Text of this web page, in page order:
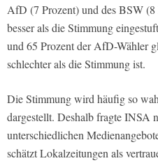
AfD (7 Prozent) und des BSW
besser als die Stimmung
und 65 Prozent der AfD-Wähler
schlechter als die Stimmung ist.
Die Stimmung wird häufig so
dargestellt. Deshalb fragte INSA
unterschiedlichen
schätzt Lokalzeitungen als